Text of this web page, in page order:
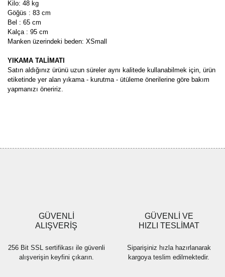
Kilo: 48 kg
Göğüs : 83 cm
Bel : 65 cm
Kalça : 95 cm
Manken üzerindeki beden: XSmall
YIKAMA TALİMATI
Satın aldığınız ürünü uzun süreler aynı kalitede kullanabilmek için, ürün
etiketinde yer alan yıkama - kurutma - ütüleme önerilerine göre bakım
yapmanızı öneririz.
Ürün fiyatı diğer sitelerden daha pahalı.
Bu ürüne benzer farklı alternatifler olmalı.
GÜVENLİ
ALIŞVERİŞ
256 Bit SSL sertifikası ile güvenli
alışverişin keyfini çıkarın.
GÜVENLİ VE
HIZLI TESLİMAT
Siparişiniz hızla hazırlanarak
kargoya teslim edilmektedir.